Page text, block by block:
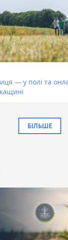
— у полі та
БІЛЬШЕ